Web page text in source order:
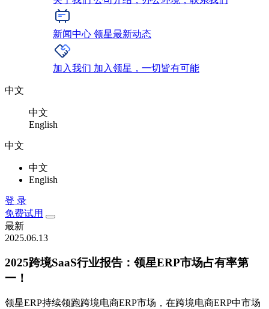
新闻中心 领星最新动态
加入我们 加入领星，一切皆有可能
中文
中文
English
中文
中文
English
登 录
免费试用
最新
2025.06.13
2025跨境SaaS行业报告：领星ERP市场占有率第
一！
领星ERP持续领跑跨境电商ERP市场，在跨境电商ERP中市场